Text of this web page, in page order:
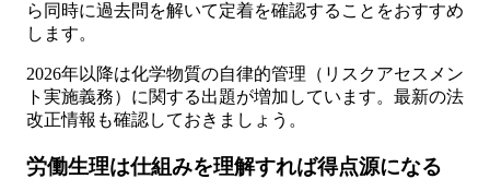
ら同時に過去問を解いて定着を確認することをおすすめ
します。
2026年以降は化学物質の自律的管理（リスクアセスメン
ト実施義務）に関する出題が増加しています。最新の法
改正情報も確認しておきましょう。
労働生理は仕組みを理解すれば得点源になる